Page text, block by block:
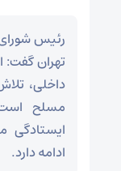
رئيس
تهران گفت:
داخلی،
مسلح
ایستادگی
ادامه دارد.